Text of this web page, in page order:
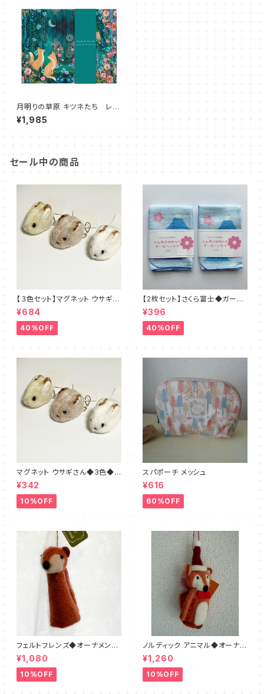
月明りの草原 キツネたち レタ
ーセット ロジャーラボード シ
ール付き
¥1,985
セール中の商品
【３色セット】マグネット ウサギさ
ん◆ブラウン・ホワイト・ベージ
ュ
¥684
40%OFF
【2枚セット】さくら富士◆ガーゼ
のハンカチ 日本製
¥396
40%OFF
マグネット ウサギさん◆3色◆ブ
ラウン・ホワイト・ベージュ
¥342
10%OFF
スパポーチ メッシュ
¥616
60%OFF
フェルトフレンズ◆オーナメント
フォックス
¥1,080
10%OFF
ノルディック アニマル◆オーナメ
ント◆キツネ フェルト
¥1,260
10%OFF